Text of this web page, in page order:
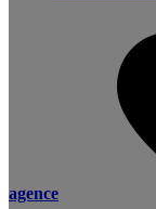
agence